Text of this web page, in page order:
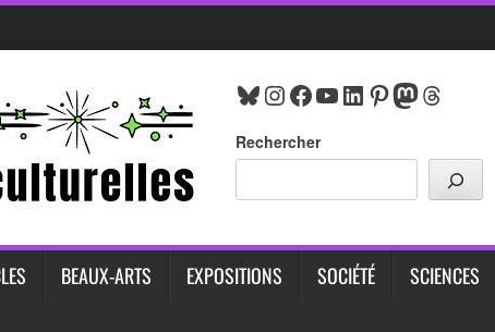
Bluesky
Instagram
Facebook
YouTube
LinkedIn
Pinterest
Mastodon
Threads
Rechercher
BEAUX-ARTS EXPOSITIONS SOCIÉTÉ SCIENCES